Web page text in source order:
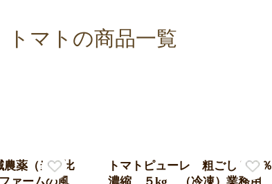
トマトの商品一覧
農薬（当地比
ァームの風
トマトピューレ 粗ごし７０％
濃縮 ５kg （冷凍）業務用